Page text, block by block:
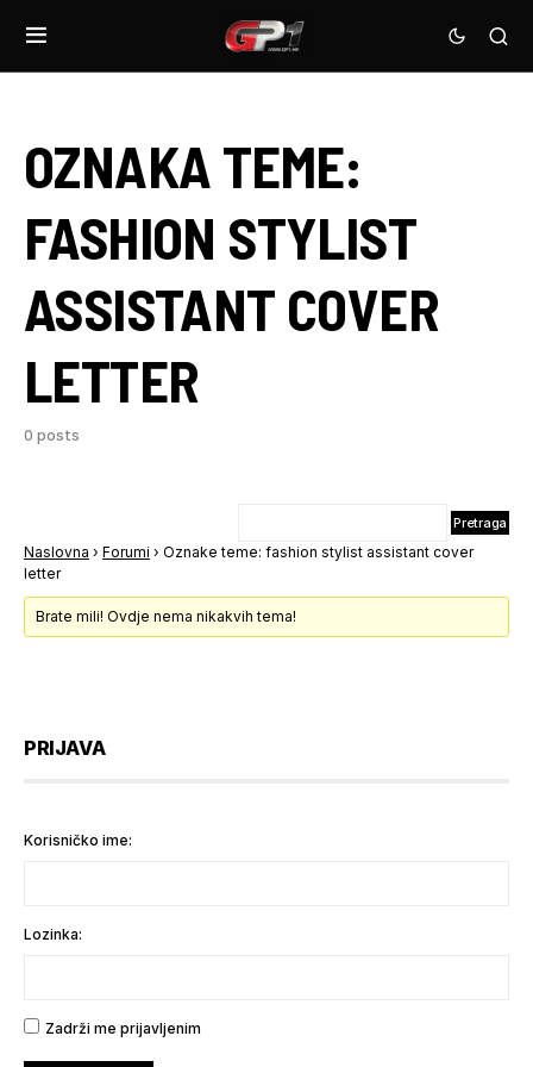
OZNAKA TEME:
FASHION STYLIST
ASSISTANT COVER
LETTER
0 posts
Naslovna › Forumi › Oznake teme: fashion stylist assistant cover
letter
Brate mili! Ovdje nema nikakvih tema!
PRIJAVA
Korisničko ime:
Lozinka:
Zadrži me prijavljenim